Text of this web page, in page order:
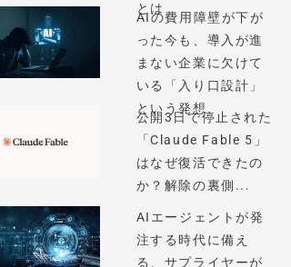
とは
AIの費用障壁が下が
った今も、導入が進
まない企業に欠けて
いる「入り口設計」
という発想
公開3日で停止された
「Claude Fable 5」
はなぜ復活できたの
か？解除の裏側...
AIエージェントが発
注する時代に備え
る、サプライヤーが